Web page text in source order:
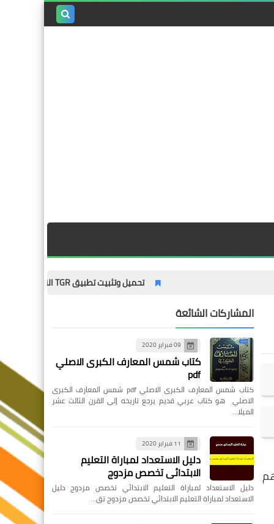
تحميل وتثبيت تطبيق TGR النسخة القديمة – الدليل الشامل مع المميزات وطريقة التثبيت خطوة بخطوة
المشاركات الشائعة
09 فبراير 2020
كتاب شمس المعارف الكبرى الاصلي
pdf
كتاب شمس المعارف الكبرى الاصلي pdf شمس المعارف الكبرى
الاصلي هو كتاب عربي قديم يرجع تاريخه إلى القرن الثالث عشر
الميلا…
11 فبراير 2020
دليل الاستعداد لمباراة التعليم
الابتدائي تخصص مزدوج
دليل الاستعداد لمباراة التعليم الابتدائي تخصص مزدوج دليل
الاستعداد لمباراة التعليم الابتدائي تخصص مزدوج تق…